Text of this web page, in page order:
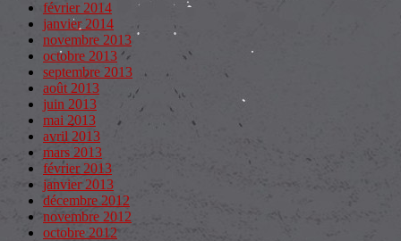
février 2014
janvier 2014
novembre 2013
octobre 2013
septembre 2013
août 2013
juin 2013
mai 2013
avril 2013
mars 2013
février 2013
janvier 2013
décembre 2012
novembre 2012
octobre 2012